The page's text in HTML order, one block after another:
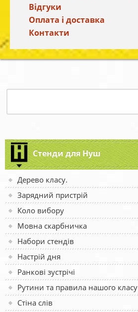
Відгуки
Оплата і доставка
Контакти
Стенди для Нуш
Дерево класу.
Зарядний пристрій
Коло вибору
Мовна скарбничка
Набори стендів
Настрій дня
Ранкові зустрічі
Рутини та правила нашого класу
Стіна слів